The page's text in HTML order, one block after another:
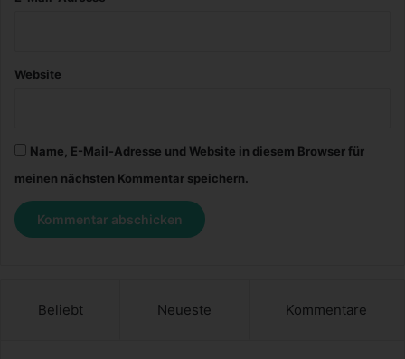
Website
Name, E-Mail-Adresse und Website in diesem Browser für
meinen nächsten Kommentar speichern.
Beliebt Neueste Kommentare